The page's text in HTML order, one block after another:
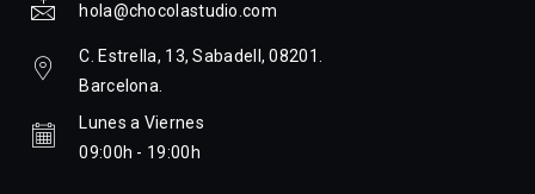
hola@chocolastudio.com
C. Estrella, 13, Sabadell, 08201.
Barcelona.
Lunes a Viernes
09:00h - 19:00h